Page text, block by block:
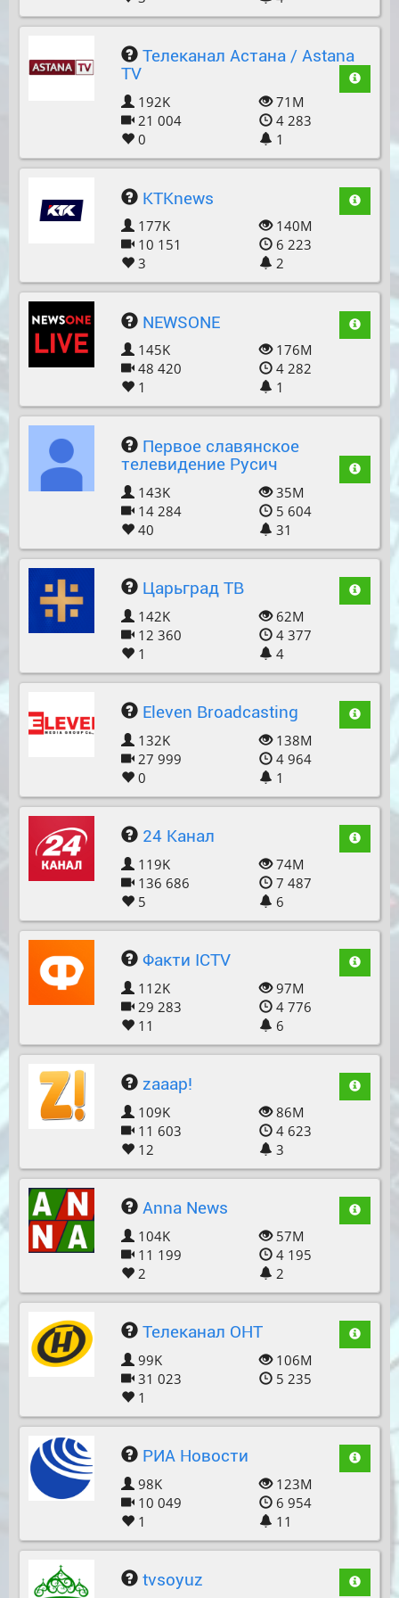
Телеканал Астана / Astana
TV
192K
21 004
0
71M
4 283
1
KTKnews
177K
10 151
3
140M
6 223
2
NEWSONE
145K
48 420
1
176M
4 282
1
Первое славянское
телевидение Русич
143K
14 284
40
35M
5 604
31
Царьград ТВ
142K
12 360
1
62M
4 377
4
Eleven Broadcasting
132K
27 999
0
138M
4 964
1
24 Канал
119K
136 686
5
74M
7 487
6
Факти ICTV
112K
29 283
11
97M
4 776
6
zaaap!
109K
11 603
12
86M
4 623
3
Anna News
104K
11 199
2
57M
4 195
2
Телеканал ОНТ
99K
31 023
1
106M
5 235
РИА Новости
98K
10 049
1
123M
6 954
11
tvsoyuz